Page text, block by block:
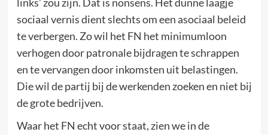
sociaal vernis dient slechts om een asociaal beleid
te verbergen. Zo wil het FN het minimumloon
verhogen door patronale bijdragen te schrappen
en te vervangen door inkomsten uit belastingen.
Die wil de partij bij de werkenden zoeken en niet bij
de grote bedrijven.
Waar het FN echt voor staat, zien we in de